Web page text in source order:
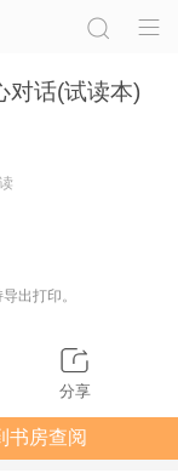
对话(试读本)
出打印。
分享
书房查阅